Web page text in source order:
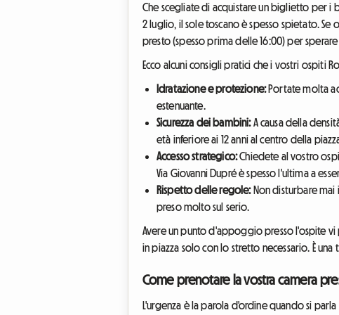
Che scegliate di acquistare un biglietto per i
2 luglio, il sole toscano è spesso spietato.
presto (spesso prima delle 16:00) per
Ecco alcuni consigli pratici che i vostri ospiti
Idratazione e protezione:Portate molta
estenuante.
Sicurezza dei bambini:A causa della
età inferiore ai 12 anni al centro della
Accesso strategico:Chiedete al vostro
Via Giovanni Dupré è spesso l'ultima a
Rispetto delle regole:Non disturbare mai
preso molto sul serio.
Avere un punto d'appoggio presso l'ospite
in piazza solo con lo stretto necessario. È
Come prenotare la vostra camera
L'urgenza è la parola d'ordine quando si